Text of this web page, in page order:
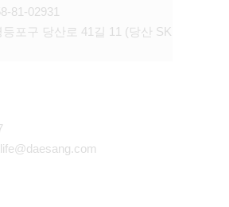
81-02931
포구 당산로 41길 11 (당산 SK